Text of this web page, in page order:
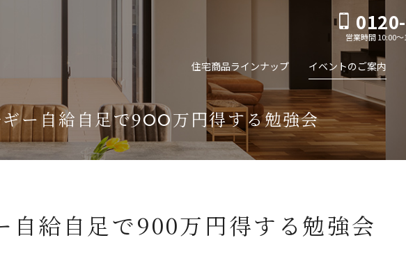
ー自給自足で900万円得する勉強会
自給自足で900万円得する勉強会
住宅商品ラインナップ イベントのご案内
営業時間 10:00